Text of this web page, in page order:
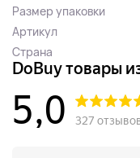
Размер упаковки
Артикул
Страна